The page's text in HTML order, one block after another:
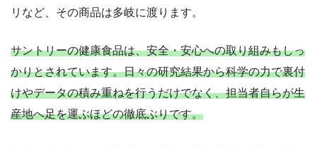
リなど、その商品は多岐に渡ります。
サントリーの健康食品は、安全・安心への取り組みもしっ
かりとされています。日々の研究結果から科学の力で裏付
けやデータの積み重ねを行うだけでなく、担当者自らが生
産地へ足を運ぶほどの徹底ぶりです。